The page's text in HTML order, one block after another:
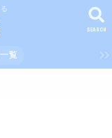
SEARCH
覧